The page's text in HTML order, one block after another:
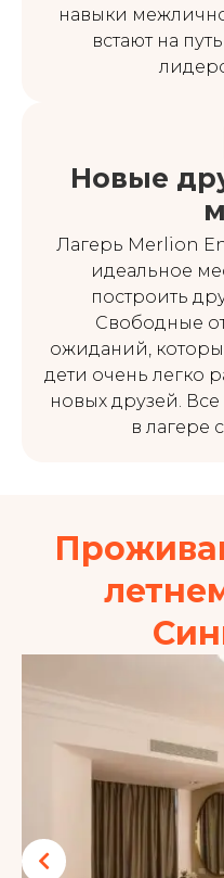
навыки
встают на
Новые
Лагерь Merlion
идеальное
построить
Свободные
ожиданий,
дети очень легко
новых друзей.
в лагере